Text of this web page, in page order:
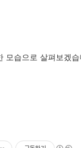
모습으로 살펴보겠